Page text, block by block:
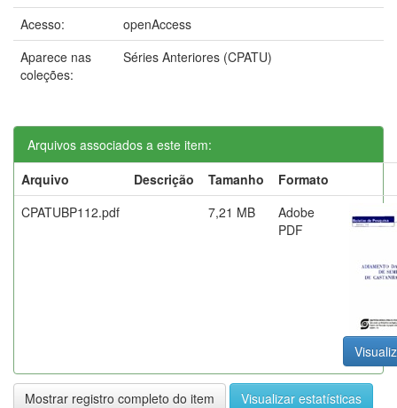
Acesso:
openAccess
Aparece nas
coleções:
Séries Anteriores (CPATU)
Arquivos associados a este item:
Arquivo
Descrição Tamanho
Formato
CPATUBP112.pdf
7,21 MB
Adobe
PDF
Mostrar registro completo do item Visualizar estatísticas